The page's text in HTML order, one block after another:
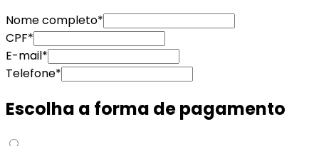
Nome completo*
CPF*
E-mail*
Telefone*
Escolha a forma de pagamento